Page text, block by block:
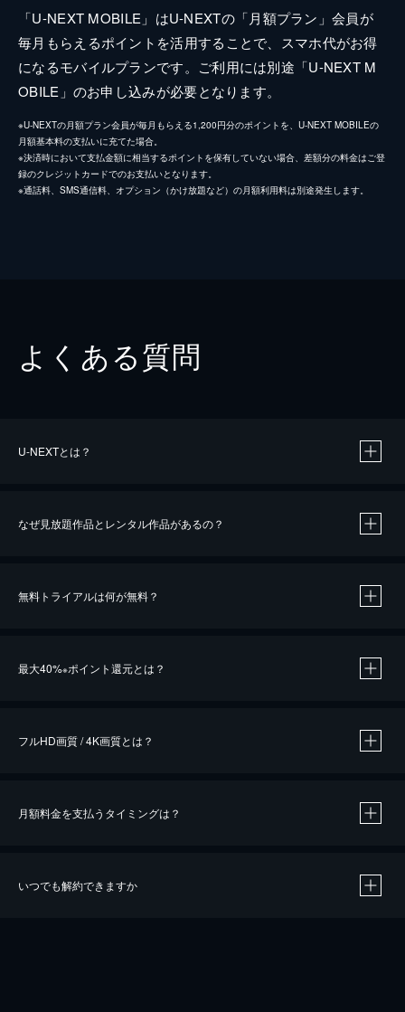
「U-NEXT MOBILE」はU-NEXTの「月額プラン」会員が
毎月もらえるポイントを活用することで、スマホ代がお得
になるモバイルプランです。ご利用には別途「U-NEXT M
OBILE」のお申し込みが必要となります。
※U-NEXTの月額プラン会員が毎月もらえる1,200円分のポイントを、U-NEXT MOBILEの
月額基本料の支払いに充てた場合。
※決済時において支払金額に相当するポイントを保有していない場合、差額分の料金はご登
録のクレジットカードでのお支払いとなります。
※通話料、SMS通信料、オプション（かけ放題など）の月額利用料は別途発生します。
よくある質問
U-NEXTとは？
なぜ見放題作品とレンタル作品があるの？
無料トライアルは何が無料？
最大40%※ポイント還元とは？
※40％ポイント還元の対象は、クレジットカード決済による作品の購入 / レンタルです。
iOSアプリのUコイン決済による作品の購入 / レンタルは、20％のポイント還元です。
フルHD画質 / 4K画質とは？
月額料金を支払うタイミングは？
いつでも解約できますか